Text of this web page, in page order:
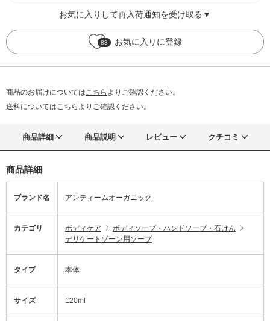
お気に入りして再入荷通知を受け取る▼
83 お気に入りに登録
商品のお届けについては こちら よりご確認ください。
送料については こちら よりご確認ください。
商品詳細 商品説明 レビュー クチコミ
商品詳細
ブランド名 アンティームオーガニック
カテゴリ ボディケア
ボディソープ・ハンドソープ・石けん
デリケートゾーン用ソープ
タイプ 本体
サイズ 120ml